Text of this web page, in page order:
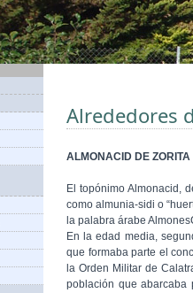
Alrededores
ALMONACID DE ZORITA
El topónimo Almonacid,
como almunia-sidi o
la palabra árabe
En la edad media,
que formaba parte el
la Orden Militar de
población que abarcaba